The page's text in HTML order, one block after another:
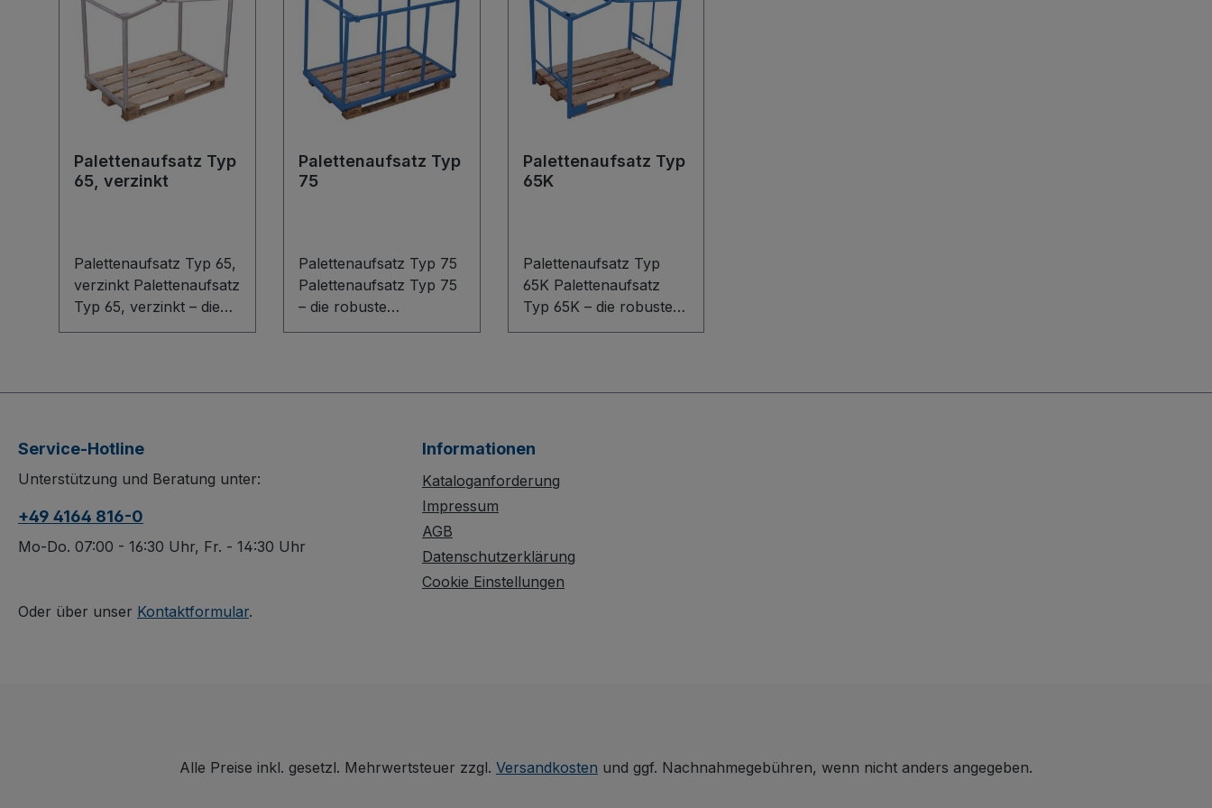
Palettenaufsatz Typ
65, verzinkt
Palettenaufsatz Typ 65,
verzinkt Palettenaufsatz
Typ 65, verzinkt – die
robuste
Industriepaletten.
Hakenverbindung
stabilisiert, bleiben alle
Ware von jeder Seite
zugänglich. Die
dauerhaft, bei
Palettenaufsatz Typ
75
Palettenaufsatz Typ 75
Palettenaufsatz Typ 75
– die robuste
Schweißkonstruktion
Passend für Euro- oder
verfahrbar) und verfügt
über Längsseiten mit je
Rundrohren, während
die Schmalseiten offen
bleiben. Dauerhaft
Palettenaufsatz Typ
65K
Palettenaufsatz Typ
65K Palettenaufsatz
Typ 65K – die robuste
Schweißkonstruktion
Stapeln Sie Ihre
nachträglich montierbar
dank manueller
sorgen für zusätzliche
Stabilität. Die dauerhaft
Service-Hotline
Unterstützung und Beratung unter:
+49 4164 816-0
Mo-Do. 07:00 - 16:30 Uhr, Fr. - 14:30 Uhr
Oder über unser Kontaktformular.
Informationen
Kataloganforderung
Impressum
AGB
Datenschutzerklärung
Cookie Einstellungen
Alle Preise inkl. gesetzl. Mehrwertsteuer zzgl. Versandkosten und ggf. Nachnahmegebühren, wenn nicht anders angegeben.